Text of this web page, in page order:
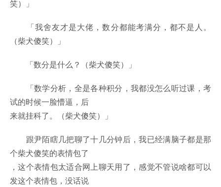
笑）」
「我舍友才是大佬，数分都能考满分，都不是人。
（柴犬傻笑）」
「数分是什么？（柴犬傻笑）」
「数学分析，全是各种积分，我都没怎么听过课，考
试的时候一脸懵逼，后
来就挂科了。（柴犬傻笑）」
跟尹陌瞎几把聊了十几分钟后，我已经满脑子都是那
个柴犬傻笑的表情包了
，这个表情包太适合网上聊天用了，感觉不管说啥都可以
发这个表情包，没话说